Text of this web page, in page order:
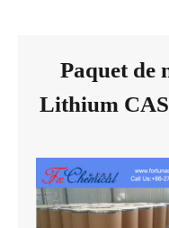
Paquet de
Lithium CAS